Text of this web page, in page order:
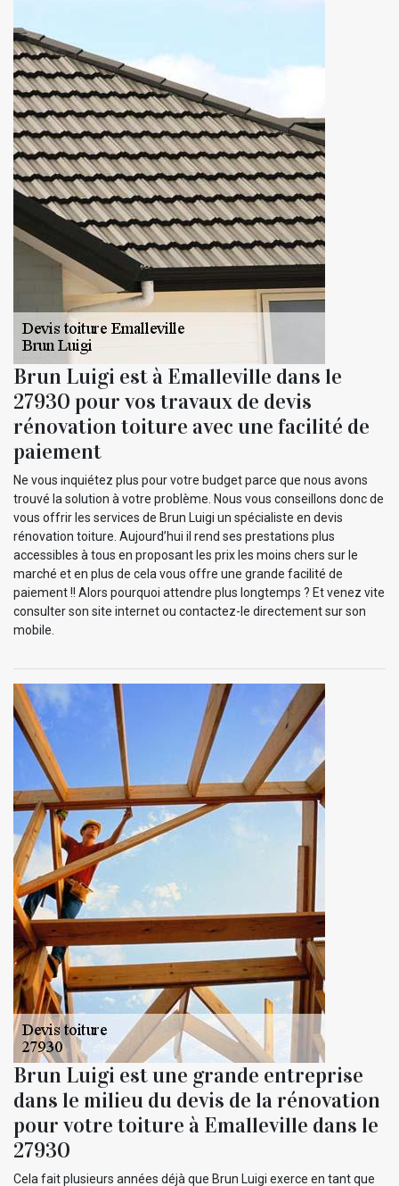
Brun Luigi est à Emalleville dans le
27930 pour vos travaux de devis
rénovation toiture avec une facilité de
paiement
Ne vous inquiétez plus pour votre budget parce que nous avons
trouvé la solution à votre problème. Nous vous conseillons donc de
vous offrir les services de Brun Luigi un spécialiste en devis
rénovation toiture. Aujourd’hui il rend ses prestations plus
accessibles à tous en proposant les prix les moins chers sur le
marché et en plus de cela vous offre une grande facilité de
paiement !! Alors pourquoi attendre plus longtemps ? Et venez vite
consulter son site internet ou contactez-le directement sur son
mobile.
Brun Luigi est une grande entreprise
dans le milieu du devis de la rénovation
pour votre toiture à Emalleville dans le
27930
Cela fait plusieurs années déjà que Brun Luigi exerce en tant que